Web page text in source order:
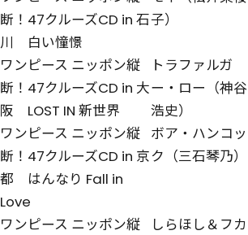
断！47クルーズCD in 石
川 白い憧憬
子）
ワンピース ニッポン縦
断！47クルーズCD in 大
阪 LOST IN 新世界
トラファルガ
ー・ロー（神谷
浩史）
ワンピース ニッポン縦
断！47クルーズCD in 京
都 はんなり Fall in
Love
ボア・ハンコッ
ク（三石琴乃）
ワンピース ニッポン縦
しらほし＆フカ